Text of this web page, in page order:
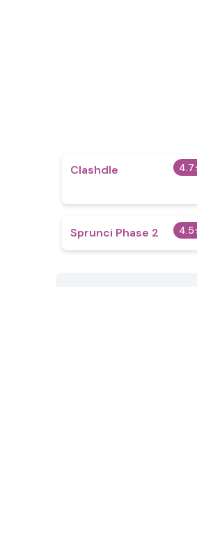
4.7
Clashdle
4.5
Sprunci Phase 2